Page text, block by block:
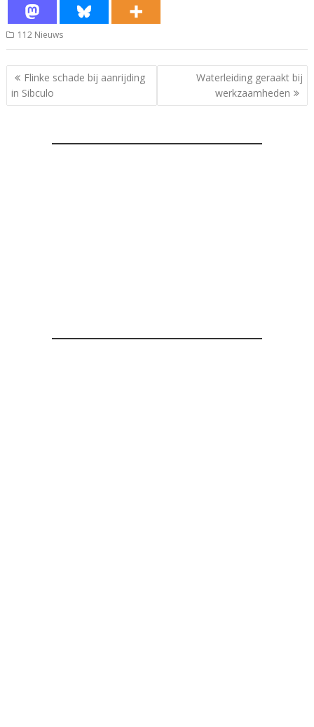
112 Nieuws
Bericht
navigatie
Flinke schade bij aanrijding
in Sibculo
Waterleiding geraakt bij
werkzaamheden